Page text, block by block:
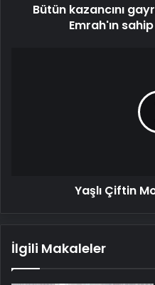
sayısıBütün kazancını
Emrah'ın
Yaşlı Çiftin
İlgili Makaleler